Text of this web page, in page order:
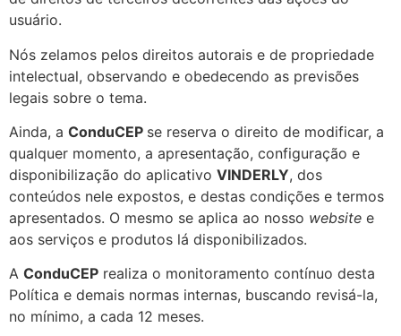
usuário.
Nós zelamos pelos direitos autorais e de propriedade
intelectual, observando e obedecendo as previsões
legais sobre o tema.
Ainda, a ConduCEP se reserva o direito de modificar, a
qualquer momento, a apresentação, configuração e
disponibilização do aplicativo VINDERLY, dos
conteúdos nele expostos, e destas condições e termos
apresentados. O mesmo se aplica ao nosso website e
aos serviços e produtos lá disponibilizados.
A ConduCEP realiza o monitoramento contínuo desta
Política e demais normas internas, buscando revisá-la,
no mínimo, a cada 12 meses.